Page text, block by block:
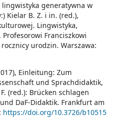
lingwistyka generatywna w
Kielar B. Z. i in. (red.),
Lingwistyka,
Franciszkowi
urodzin. Warszawa:
Einleitung: Zum
und Sprachdidaktik,
(red.): Brücken schlagen
DaF-Didaktik. Frankfurt am
https://doi.org/10.3726/b10515